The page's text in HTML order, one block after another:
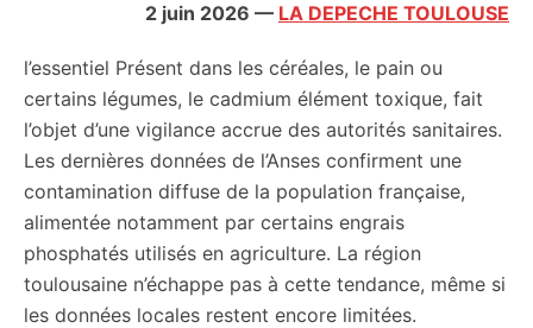
2 juin 2026 — LA DEPECHE TOULOUSE
l’essentiel Présent dans les céréales, le pain ou
certains légumes, le cadmium élément toxique, fait
l’objet d’une vigilance accrue des autorités sanitaires.
Les dernières données de l’Anses confirment une
contamination diffuse de la population française,
alimentée notamment par certains engrais
phosphatés utilisés en agriculture. La région
toulousaine n’échappe pas à cette tendance, même si
les données locales restent encore limitées.